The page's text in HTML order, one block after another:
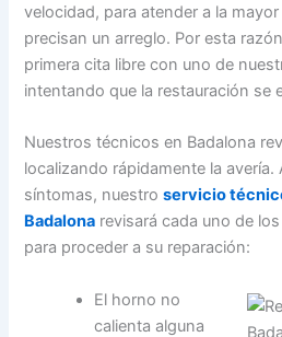
velocidad, para atender a la
precisan un arreglo. Por esta
primera cita libre con uno de
intentando que la restauración se
Nuestros técnicos en Badalona
localizando rápidamente la
síntomas, nuestroservicio
Badalona revisará cada uno de
para proceder a su reparación:
El horno no
calienta alguna